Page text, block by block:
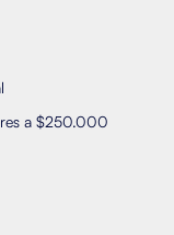
a $250.000
3